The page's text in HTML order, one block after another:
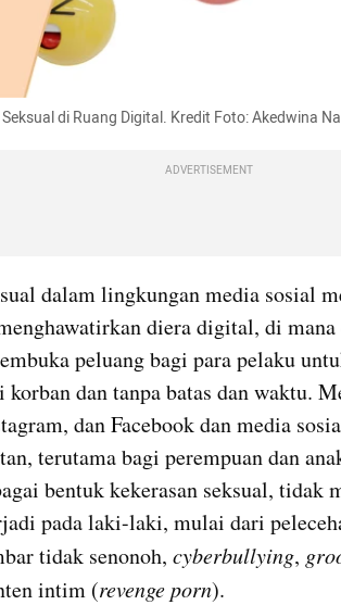
di Ruang Digital. Kredit Foto: Akedwina
ADVERTISEMENT
dalam lingkungan media sosial
diera digital, di
peluang bagi para pelaku
korban dan tanpa batas dan waktu.
dan Facebook dan media
terutama bagi perempuan dan
bentuk kekerasan seksual, tidak
pada laki-laki, mulai dari
tidak senonoh, cyberbullying,
intim (revenge porn).